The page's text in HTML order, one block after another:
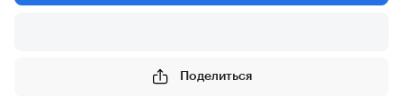
Поделиться